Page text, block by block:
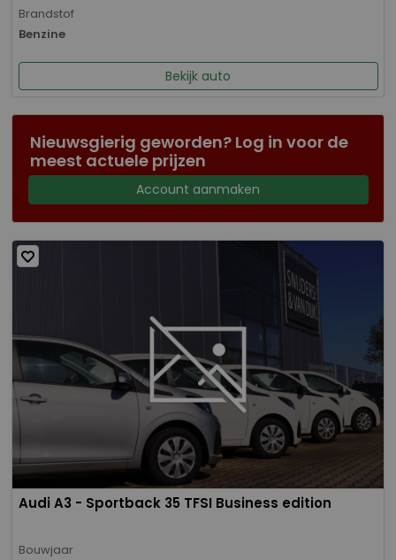
Brandstof
Benzine
Bekijk auto
Nieuwsgierig geworden? Log in voor de
meest actuele prijzen
Account aanmaken
Audi A3 - Sportback 35 TFSI Business edition
Bouwjaar